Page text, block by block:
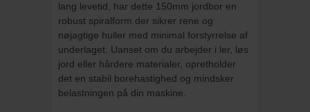
lang levetid, har dette 150mm jordbor en
robust spiralform der sikrer rene og
nøjagtige huller med minimal forstyrrelse af
underlaget. Uanset om du arbejder i ler, løs
jord eller hårdere materialer, opretholder
det en stabil borehastighed og mindsker
belastningen på din maskine.